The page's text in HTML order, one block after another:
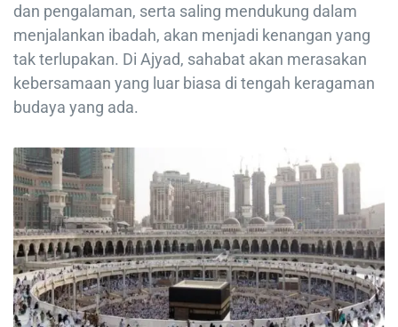
dan pengalaman, serta saling mendukung dalam
menjalankan ibadah, akan menjadi kenangan yang
tak terlupakan. Di Ajyad, sahabat akan merasakan
kebersamaan yang luar biasa di tengah keragaman
budaya yang ada.